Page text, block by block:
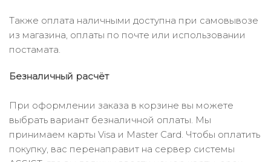
Также оплата наличными доступна при самовывозе
из магазина, оплаты по почте или использовании
постамата.
Безналичный расчёт
При оформлении заказа в корзине вы можете
выбрать вариант безналичной оплаты. Мы
принимаем карты Visa и Master Card. Чтобы оплатить
покупку, вас перенаправит на сервер системы